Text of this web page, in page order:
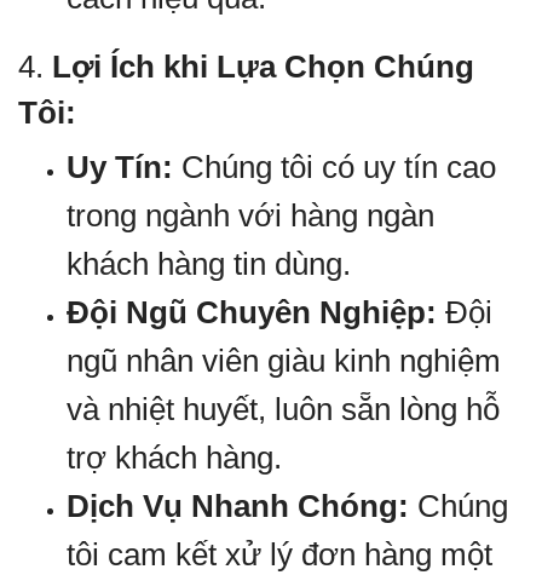
4. Lợi Ích khi Lựa Chọn Chúng
Tôi:
Uy Tín: Chúng tôi có uy tín cao
trong ngành với hàng ngàn
khách hàng tin dùng.
Đội Ngũ Chuyên Nghiệp: Đội
ngũ nhân viên giàu kinh nghiệm
và nhiệt huyết, luôn sẵn lòng hỗ
trợ khách hàng.
Dịch Vụ Nhanh Chóng: Chúng
tôi cam kết xử lý đơn hàng một